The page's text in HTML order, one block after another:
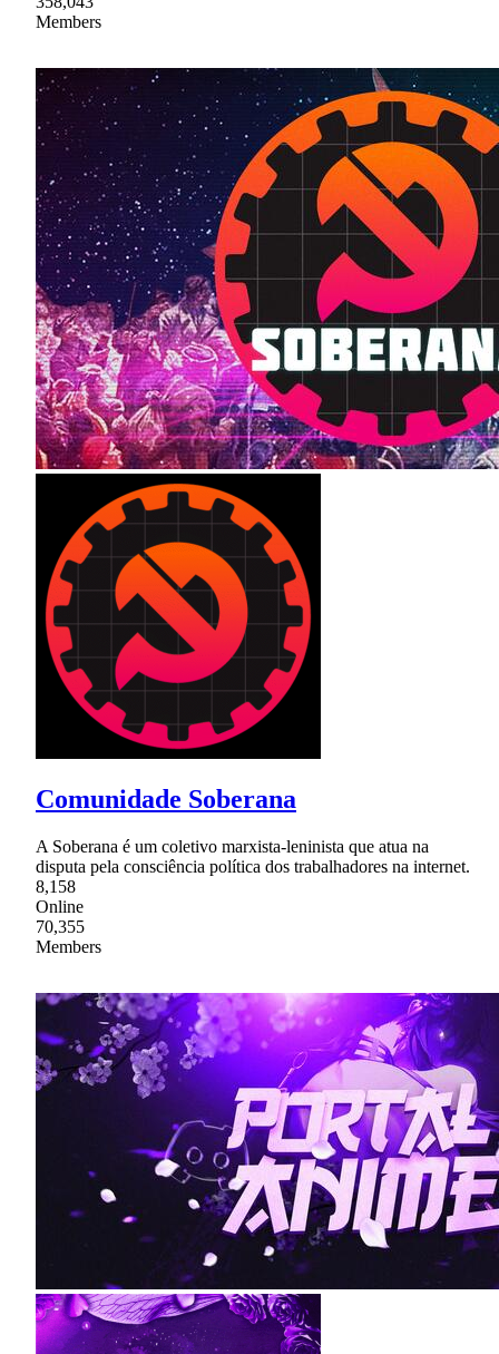
Members
Comunidade Soberana
A Soberana é um coletivo marxista-leninista que atua na
disputa pela consciência política dos trabalhadores na internet.
8,158
Online
70,355
Members